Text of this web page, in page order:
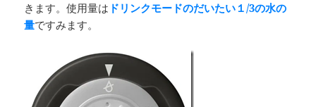
きます。使用量は ドリンクモードのだいたい１/3の水の
量ですみます。